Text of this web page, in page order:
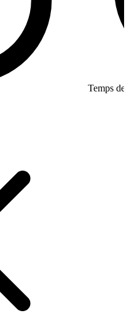
Temps de